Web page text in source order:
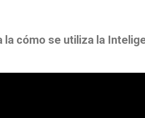
la cómo se utiliza la